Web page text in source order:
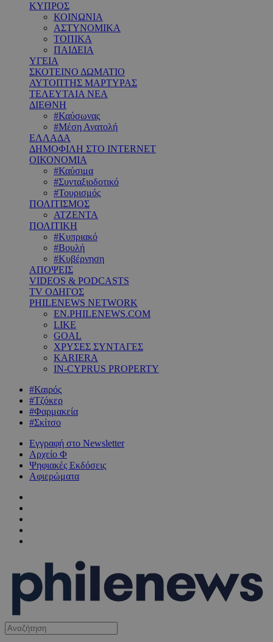
ΚΥΠΡΟΣ
ΚΟΙΝΩΝΙΑ
ΑΣΤΥΝΟΜΙΚΑ
ΤΟΠΙΚΑ
ΠΑΙΔΕΙΑ
ΥΓΕΙΑ
ΣΚΟΤΕΙΝΟ ΔΩΜΑΤΙΟ
ΑΥΤΟΠΤΗΣ ΜΑΡΤΥΡΑΣ
ΤΕΛΕΥΤΑΙΑ ΝΕΑ
ΔΙΕΘΝΗ
#Καύσωνας
#Μέση Ανατολή
ΕΛΛΑΔΑ
ΔΗΜΟΦΙΛΗ ΣΤΟ INTERNET
ΟΙΚΟΝΟΜΙΑ
#Καύσιμα
#Συνταξιοδοτικό
#Τουρισμός
ΠΟΛΙΤΙΣΜΟΣ
ΑΤΖΕΝΤΑ
ΠΟΛΙΤΙΚΗ
#Κυπριακό
#Βουλή
#Κυβέρνηση
ΑΠΟΨΕΙΣ
VIDEOS & PODCASTS
TV ΟΔΗΓΟΣ
PHILENEWS NETWORK
EN.PHILENEWS.COM
LIKE
GOAL
ΧΡΥΣΕΣ ΣΥΝΤΑΓΕΣ
KARIERA
IN-CYPRUS PROPERTY
#Καιρός
#Τζόκερ
#Φαρμακεία
#Σκίτσο
Εγγραφή στο Newsletter
Αρχείο Φ
Ψηφιακές Εκδόσεις
Αφιερώματα